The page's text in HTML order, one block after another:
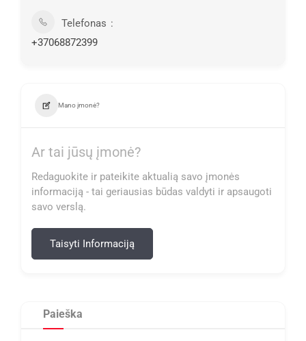
Telefonas
+37068872399
Mano įmonė?
Ar tai jūsų įmonė?
Redaguokite ir pateikite aktualią savo įmonės
informaciją - tai geriausias būdas valdyti ir apsaugoti
savo verslą.
Taisyti Informaciją
Paieška